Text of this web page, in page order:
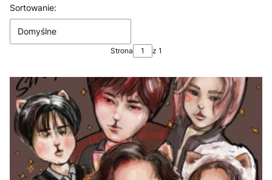
Lista produktów
Sortowanie:
Domyślne
Strona z 1